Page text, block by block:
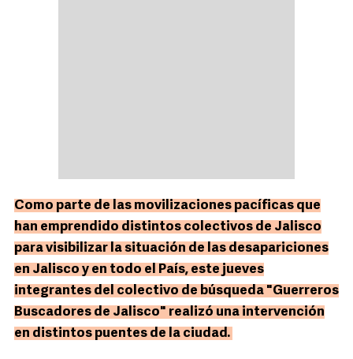
Como parte de las movilizaciones pacíficas que
han emprendido distintos colectivos de Jalisco
para visibilizar la situación de las desapariciones
en Jalisco y en todo el País, este jueves
integrantes del colectivo de búsqueda "Guerreros
Buscadores de Jalisco" realizó una intervención
en distintos puentes de la ciudad.